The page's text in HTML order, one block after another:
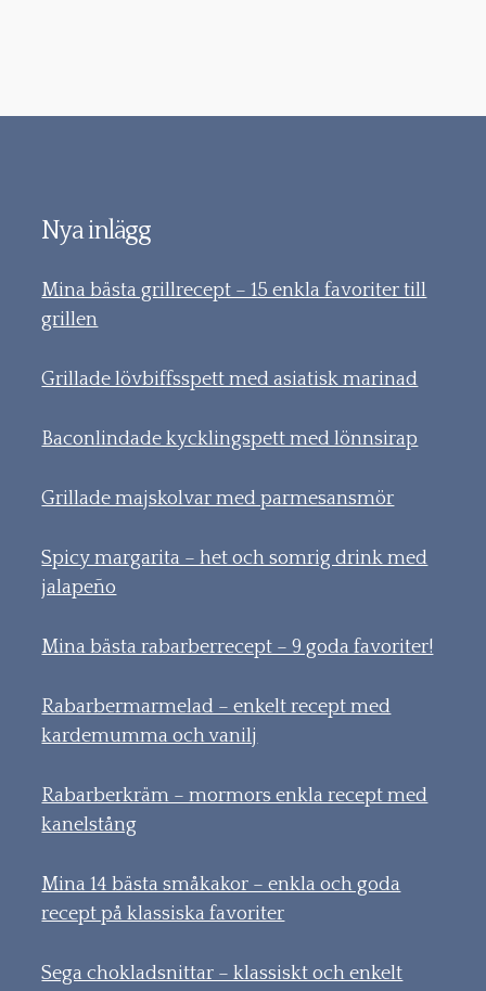
Nya inlägg
Mina bästa grillrecept – 15 enkla favoriter till
grillen
Grillade lövbiffsspett med asiatisk marinad
Baconlindade kycklingspett med lönnsirap
Grillade majskolvar med parmesansmör
Spicy margarita – het och somrig drink med
jalapeño
Mina bästa rabarberrecept – 9 goda favoriter!
Rabarbermarmelad – enkelt recept med
kardemumma och vanilj
Rabarberkräm – mormors enkla recept med
kanelstång
Mina 14 bästa småkakor – enkla och goda
recept på klassiska favoriter
Sega chokladsnittar – klassiskt och enkelt